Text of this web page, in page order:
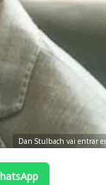
Dan Stulbach vai entrar